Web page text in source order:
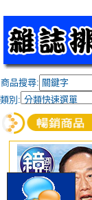
商品搜尋:
類別: